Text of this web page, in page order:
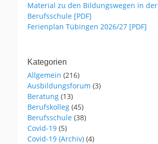
Material zu den Bildungswegen in der
Berufsschule [PDF]
Ferienplan Tübingen 2026/27 [PDF]
Kategorien
Allgemein (216)
Ausbildungsforum (3)
Beratung (13)
Berufskolleg (45)
Berufsschule (38)
Covid-19 (5)
Covid-19 (Archiv) (4)